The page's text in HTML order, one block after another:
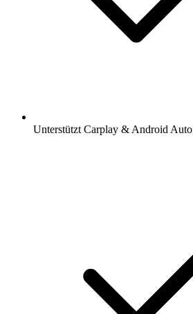
Unterstützt Carplay & Android Auto